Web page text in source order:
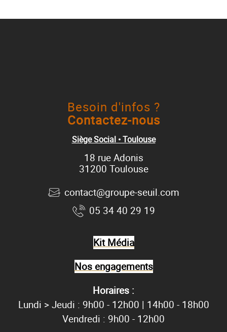
Besoin d'infos ?
Contactez-nous
Siège Social • Toulouse
18 rue Adonis
31200 Toulouse
contact@groupe-seuil.com
05 34 40 29 19
Kit Média
Nos engagements
Horaires :
Lundi > Jeudi : 9h00 - 12h00 | 14h00 - 18h00
Vendredi : 9h00 - 12h00